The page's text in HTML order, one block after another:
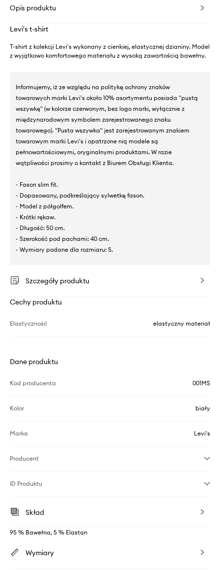
Opis produktu
Levi's t-shirt
T-shirt z kolekcji Levi's wykonany z cienkiej, elastycznej dzianiny. Model
z wyjątkowo komfortowego materiału z wysoką zawartością bawełny.
Informujemy, iż ze względu na politykę ochrony znaków
towarowych marki Levi's około 10% asortymentu posiada "pustą
wszywkę" (w kolorze czerwonym, bez logo marki, wyłącznie z
międzynarodowym symbolem zarejestrowanego znaku
towarowego). "Pusta wszywka" jest zarejestrowanym znakiem
towarowym marki Levi's i opatrzone nią modele są
pełnowartościowymi, oryginalnymi produktami. W razie
wątpliwości prosimy o kontakt z Biurem Obsługi Klienta.
- Fason slim fit.
- Dopasowany, podkreślający sylwetkę fason.
- Model z półgolfem.
- Krótki rękaw.
- Długość: 50 cm.
- Szerokość pod pachami: 40 cm.
- Wymiary podane dla rozmiaru: S.
Szczegóły produktu
Cechy produktu
Elastyczność elastyczny materiał
Dane produktu
Kod producenta 001MS
Kolor biały
Marka Levi's
Producent
ID Produktu
Skład
95 % Bawełna, 5 % Elastan
Wymiary